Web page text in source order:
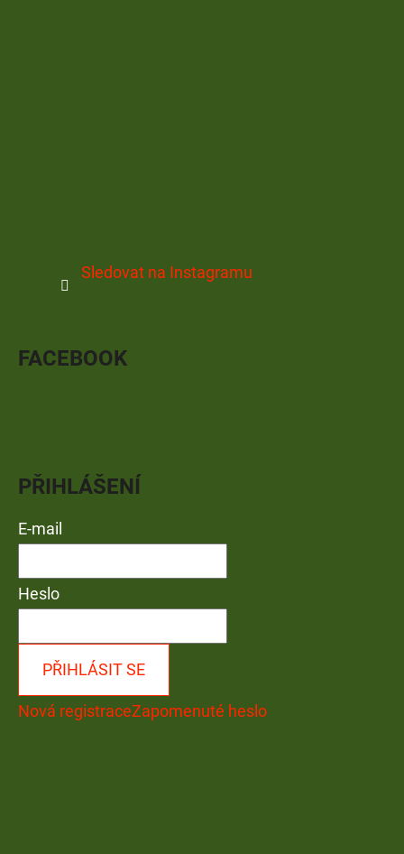
Sledovat na Instagramu
FACEBOOK
PŘIHLÁŠENÍ
E-mail
Heslo
PŘIHLÁSIT SE
Nová registraceZapomenuté heslo